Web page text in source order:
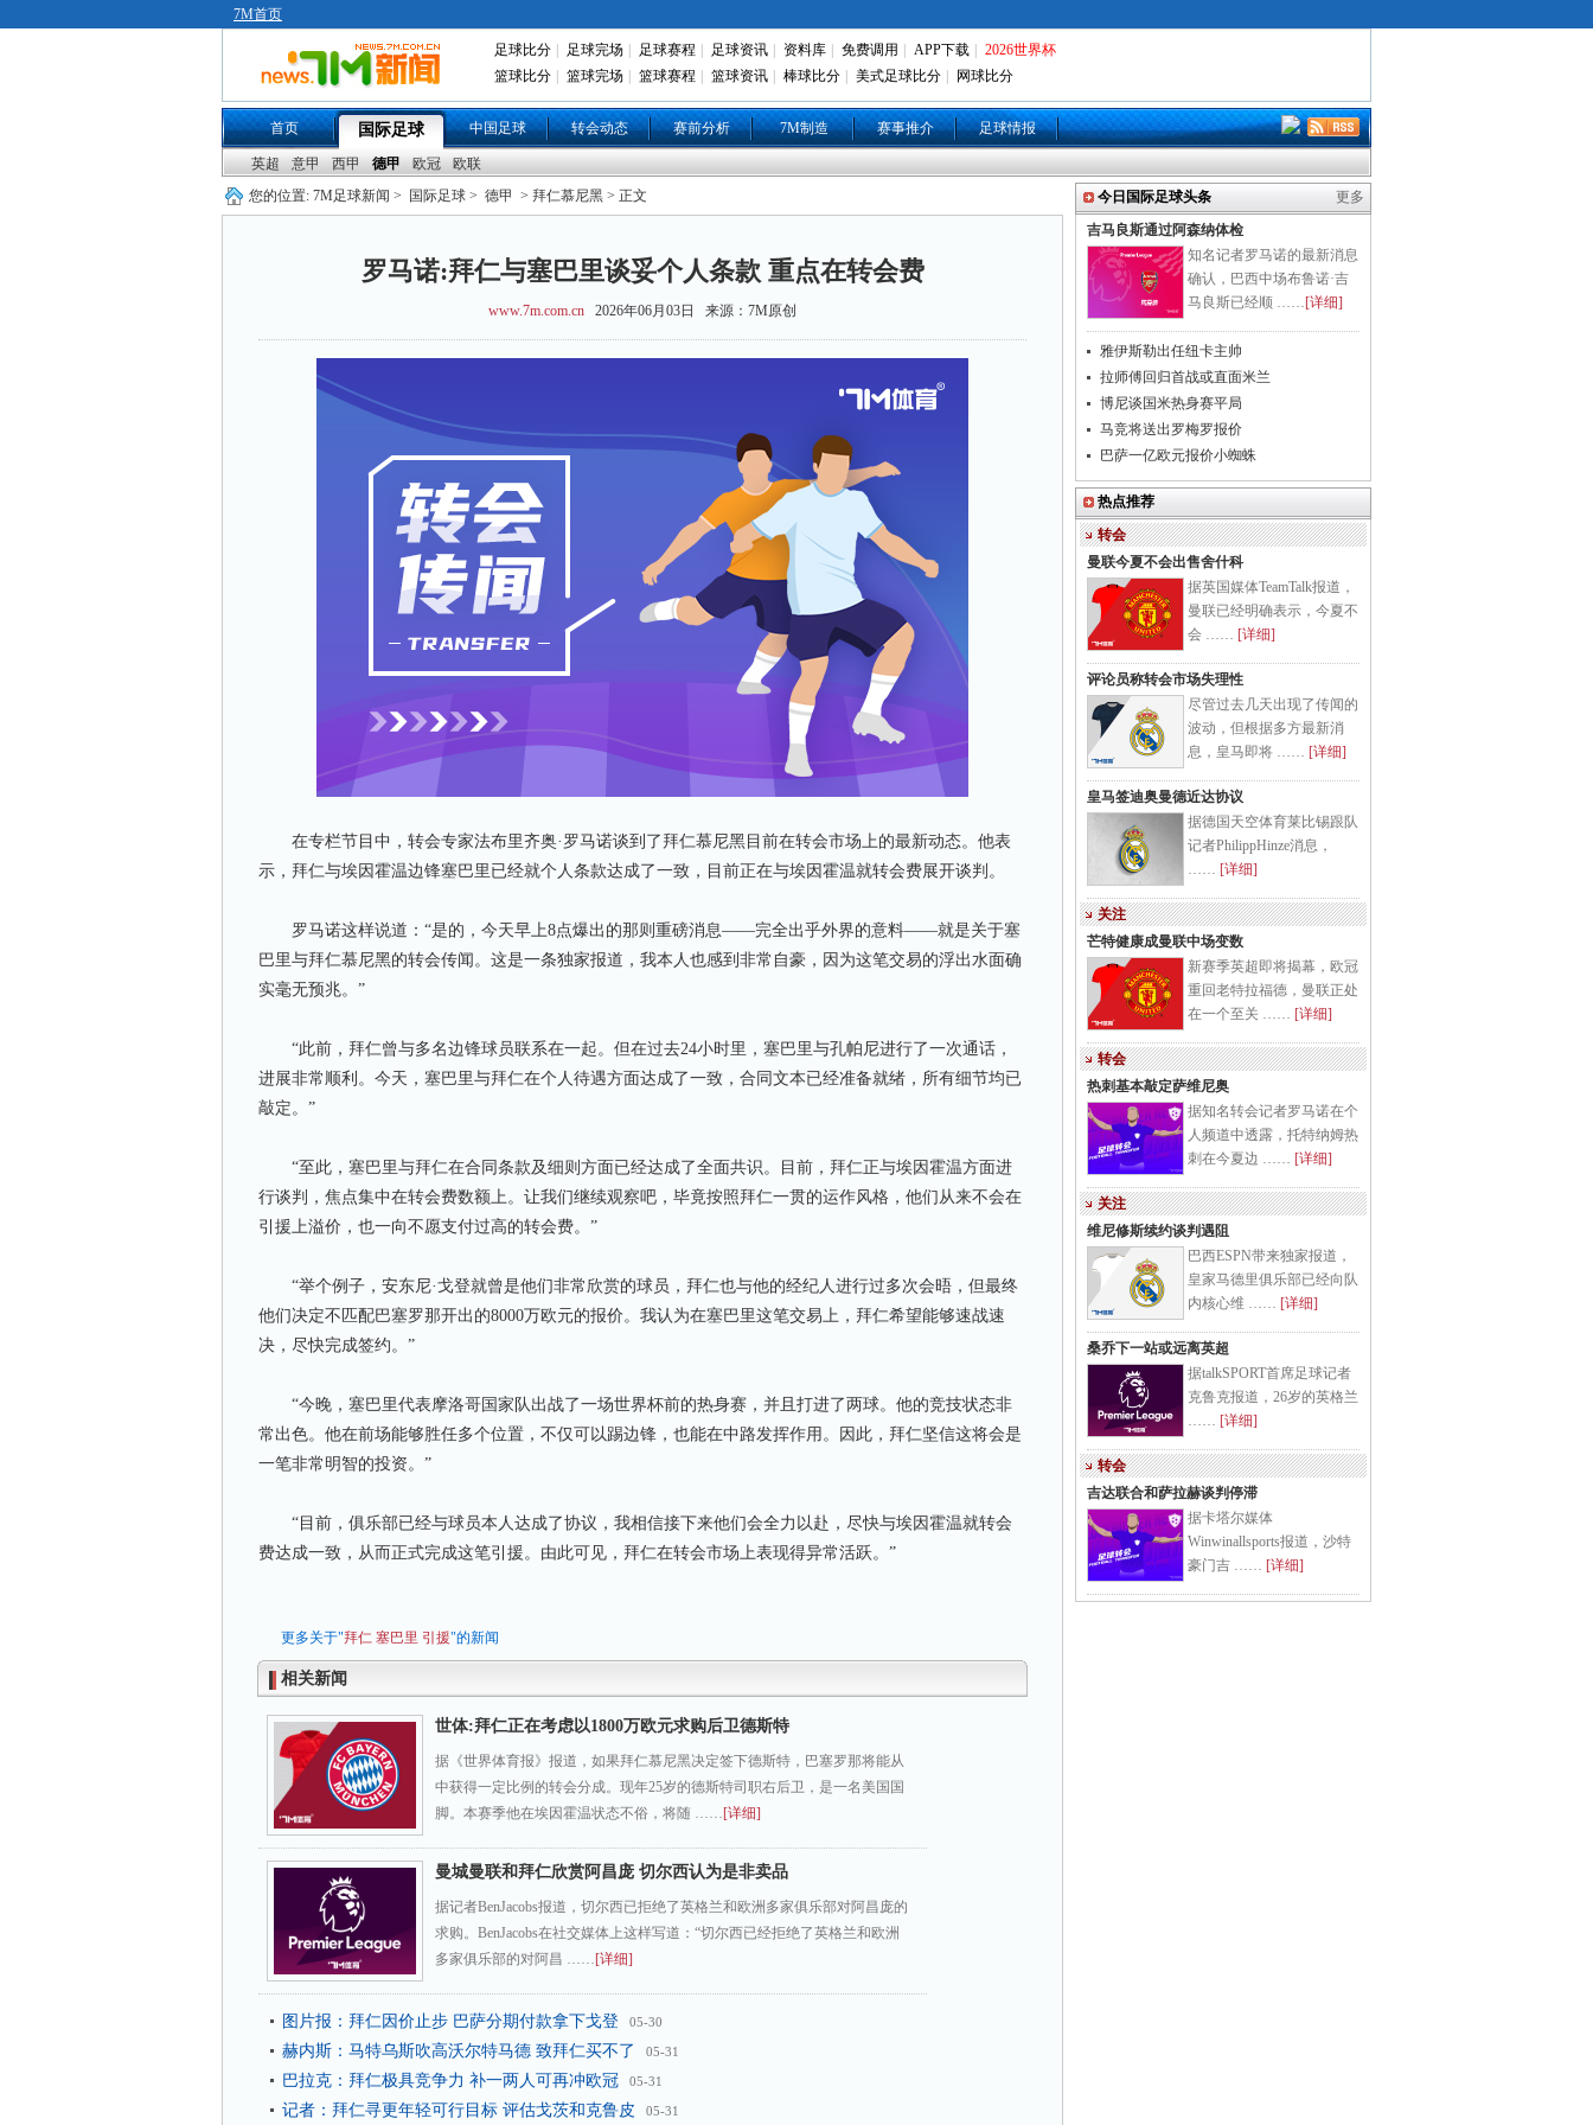
7M首页
足球比分 足球完场 足球赛程 足球资讯 资料库 免费调用 APP下载
2026世界杯
篮球比分
篮球完场 篮球赛程 篮球资讯 棒球比分 美式足球比分 网球比分
首页 国际足球 中国足球 转会动态 赛前分析 7M制造 赛事推介 足球情报
英超 意甲 西甲 德甲 欧冠
欧联
您的位置: 7M足球新闻 > 国际足球 > 德甲 > 拜仁慕尼黑 > 正文
罗马诺:拜仁与塞巴里谈妥个人条款 重点在转会费
www.7m.com.cn 2026年06月03日 来源：7M原创
在专栏节目中，转会专家法布里齐奥·罗马诺谈到了拜仁慕尼黑目前在转会市场上的最新动态。他表
示，拜仁与埃因霍温边锋塞巴里已经就个人条款达成了一致，目前正在与埃因霍温就转会费展开谈判。
罗马诺这样说道：“是的，今天早上8点爆出的那则重磅消息——完全出乎外界的意料——就是关于塞
巴里与拜仁慕尼黑的转会传闻。这是一条独家报道，我本人也感到非常自豪，因为这笔交易的浮出水面确
实毫无预兆。”
“此前，拜仁曾与多名边锋球员联系在一起。但在过去24小时里，塞巴里与孔帕尼进行了一次通话，
进展非常顺利。今天，塞巴里与拜仁在个人待遇方面达成了一致，合同文本已经准备就绪，所有细节均已
敲定。”
“至此，塞巴里与拜仁在合同条款及细则方面已经达成了全面共识。目前，拜仁正与埃因霍温方面进
行谈判，焦点集中在转会费数额上。让我们继续观察吧，毕竟按照拜仁一贯的运作风格，他们从来不会在
引援上溢价，也一向不愿支付过高的转会费。”
“举个例子，安东尼·戈登就曾是他们非常欣赏的球员，拜仁也与他的经纪人进行过多次会晤，但最终
他们决定不匹配巴塞罗那开出的8000万欧元的报价。我认为在塞巴里这笔交易上，拜仁希望能够速战速
决，尽快完成签约。”
“今晚，塞巴里代表摩洛哥国家队出战了一场世界杯前的热身赛，并且打进了两球。他的竞技状态非
常出色。他在前场能够胜任多个位置，不仅可以踢边锋，也能在中路发挥作用。因此，拜仁坚信这将会是
一笔非常明智的投资。”
“目前，俱乐部已经与球员本人达成了协议，我相信接下来他们会全力以赴，尽快与埃因霍温就转会
费达成一致，从而正式完成这笔引援。由此可见，拜仁在转会市场上表现得异常活跃。”
更多关于"拜仁 塞巴里 引援"的新闻
相关新闻
世体:拜仁正在考虑以1800万欧元求购后卫德斯特
据《世界体育报》报道，如果拜仁慕尼黑决定签下德斯特，巴塞罗那将能从
中获得一定比例的转会分成。现年25岁的德斯特司职右后卫，是一名美国国
脚。本赛季他在埃因霍温状态不俗，将随 ……[详细]
曼城曼联和拜仁欣赏阿昌庞 切尔西认为是非卖品
据记者BenJacobs报道，切尔西已拒绝了英格兰和欧洲多家俱乐部对阿昌庞的
求购。BenJacobs在社交媒体上这样写道：“切尔西已经拒绝了英格兰和欧洲
多家俱乐部的对阿昌 ……[详细]
图片报：拜仁因价止步 巴萨分期付款拿下戈登 05-30
赫内斯：马特乌斯吹高沃尔特马德 致拜仁买不了 05-31
巴拉克：拜仁极具竞争力 补一两人可再冲欧冠 05-31
记者：拜仁寻更年轻可行目标 评估戈茨和克鲁皮 05-31
今日国际足球头条
更多
吉马良斯通过阿森纳体检
知名记者罗马诺的最新消息
确认，巴西中场布鲁诺·吉
马良斯已经顺 ……[详细]
雅伊斯勒出任纽卡主帅
拉师傅回归首战或直面米兰
博尼谈国米热身赛平局
马竞将送出罗梅罗报价
巴萨一亿欧元报价小蜘蛛
热点推荐
转会
曼联今夏不会出售舍什科
据英国媒体TeamTalk报道，
曼联已经明确表示，今夏不
会 …… [详细]
评论员称转会市场失理性
尽管过去几天出现了传闻的
波动，但根据多方最新消
息，皇马即将 …… [详细]
皇马签迪奥曼德近达协议
据德国天空体育莱比锡跟队
记者PhilippHinze消息，
…… [详细]
关注
芒特健康成曼联中场变数
新赛季英超即将揭幕，欧冠
重回老特拉福德，曼联正处
在一个至关 …… [详细]
转会
热刺基本敲定萨维尼奥
据知名转会记者罗马诺在个
人频道中透露，托特纳姆热
刺在今夏边 …… [详细]
关注
维尼修斯续约谈判遇阻
巴西ESPN带来独家报道，
皇家马德里俱乐部已经向队
内核心维 …… [详细]
桑乔下一站或远离英超
据talkSPORT首席足球记者
克鲁克报道，26岁的英格兰
…… [详细]
转会
吉达联合和萨拉赫谈判停滞
据卡塔尔媒体
Winwinallsports报道，沙特
豪门吉 …… [详细]